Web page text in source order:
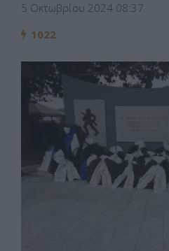
5 Οκτωβρίου 2024 08:37
1022